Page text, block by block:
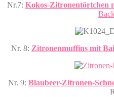
Nr.7: Kokos-Zitronentörtchen
Nr. 8: Zitronenmuffins mit
Nr. 9: Blaubeer-Zitronen-